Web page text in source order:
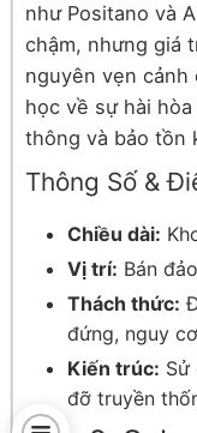
như Positano và
chậm, nhưng giá
nguyên vẹn cảnh
học về sự hài
thông và bảo tồn
Thông Số &
Chiều dài:
Vị trí: Bán
Thách thức:
đứng, nguy
Kiến trúc: Sử
đỡ truyền